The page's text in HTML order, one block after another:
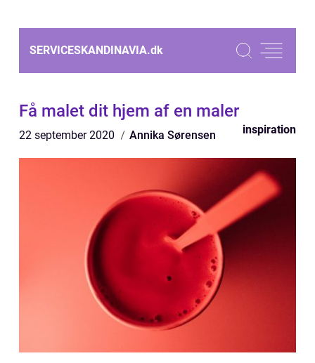
SERVICESKANDINAVIA.dk
Få malet dit hjem af en maler
22 september 2020 Annika Sørensen inspiration